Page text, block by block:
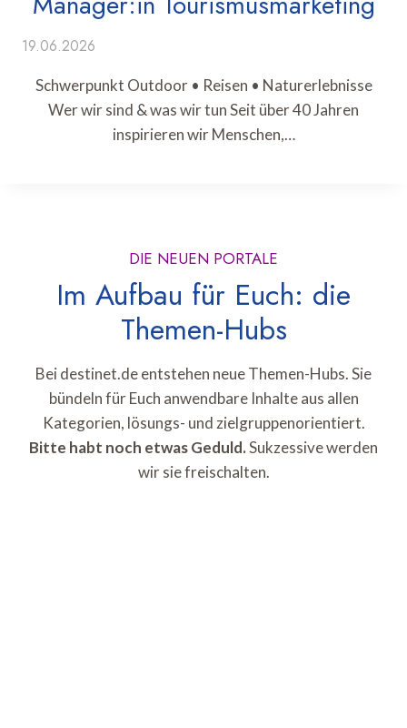
19.06.2026
Schwerpunkt Outdoor • Reisen • Naturerlebnisse
Wer wir sind & was wir tun Seit über 40 Jahren
inspirieren wir Menschen,…
DIE NEUEN PORTALE
Im Aufbau für Euch: die
Themen-Hubs
Bei destinet.de entstehen neue Themen-Hubs. Sie
bündeln für Euch anwendbare Inhalte aus allen
Kategorien, lösungs- und zielgruppenorientiert.
Bitte habt noch etwas Geduld.Sukzessive werden
wir sie freischalten.